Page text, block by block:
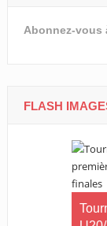
Abonnez-vous
FLASH